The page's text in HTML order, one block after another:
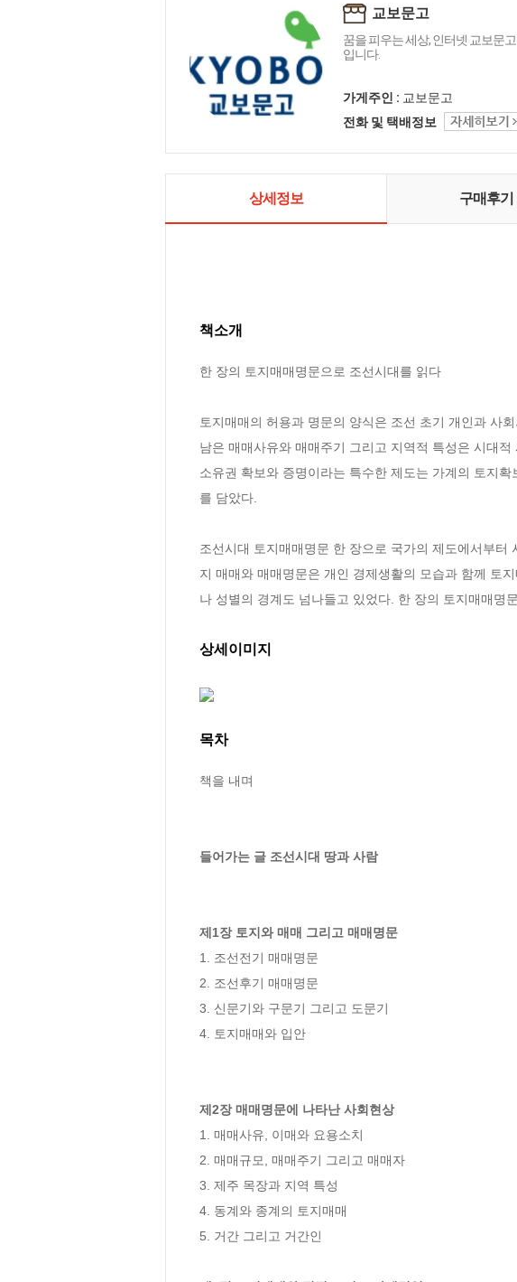
교보문고
꿈을 피우는 세상, 인터넷 교보문고
입니다.
가게주인 : 교보문고
전화 및 택배정보
상세정보 구매후기
책소개
한 장의 토지매매명문으로 조선시대를 읽다
토지매매의 허용과 명문의 양식은 조선 초기 개인과 사
남은 매매사유와 매매주기 그리고 지역적 특성은 시대
소유권 확보와 증명이라는 특수한 제도는 가계의 토지
를 담았다.
조선시대 토지매매명문 한 장으로 국가의 제도에서부
지 매매와 매매명문은 개인 경제생활의 모습과 함께 토
나 성별의 경계도 넘나들고 있었다. 한 장의 토지매매명
상세이미지
목차
책을 내며
들어가는 글 조선시대 땅과 사람
제1장 토지와 매매 그리고 매매명문
1. 조선전기 매매명문
2. 조선후기 매매명문
3. 신문기와 구문기 그리고 도문기
4. 토지매매와 입안
제2장 매매명문에 나타난 사회현상
1. 매매사유, 이매와 요용소치
2. 매매규모, 매매주기 그리고 매매자
3. 제주 목장과 지역 특성
4. 동계와 종계의 토지매매
5. 거간 그리고 거간인